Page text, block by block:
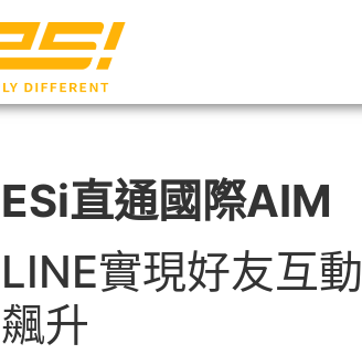
ESi直通國際AIM
LINE實現好友互
飆升